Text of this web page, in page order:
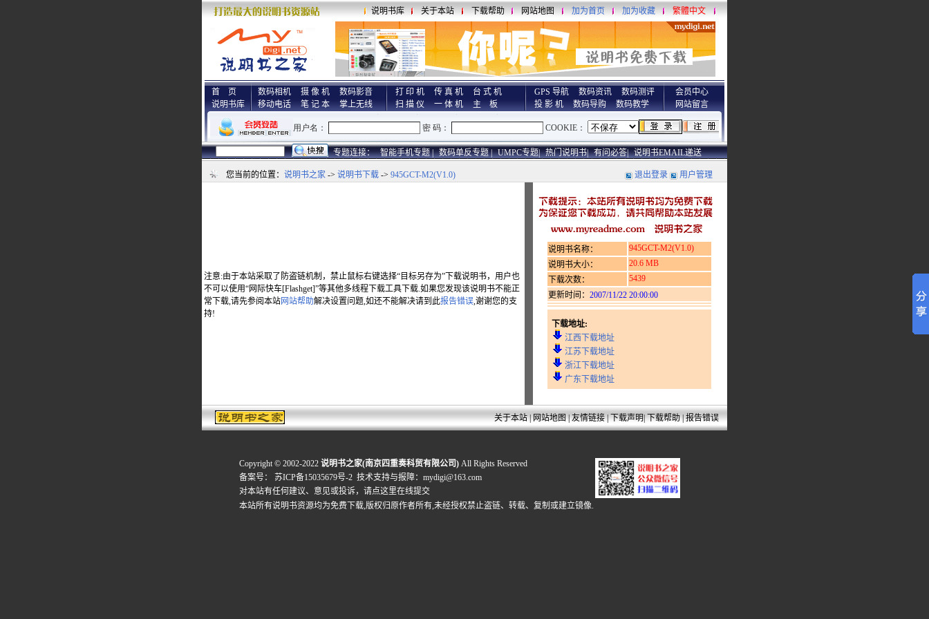
说明书库 关于本站 下载帮助 网站地图 加为首页 加为收藏 繁體中文
首 页
说明书库
数码相机 摄 像 机
数码影音
移动电话
笔 记 本 掌上无线
打 印 机 传 真 机
台 式 机
扫 描 仪
一 体 机 主 板
GPS 导航 数码资讯
数码测评
投 影 机
数码导购 数码教学
会员中心
网站留言
专题连接： 智能手机专题 | 数码单反专题 | UMPC专题| 热门说明书| 有问必答| 说明书EMAIL递送
您当前的位置： 说明书之家 -> 说明书下载 -> 945GCT-M2(V1.0) 退出登录 用户管理
注意:由于本站采取了防盗链机制，禁止鼠标右键选择“目标另存为”下载说明书，用户也
不可以使用“网际快车[Flashget]”等其他多线程下载工具下载.如果您发现该说明书不能正
常下载,请先参阅本站网站帮助解决设置问题,如还不能解决请到此报告错误,谢谢您的支
持!
说明书名称：
945GCT-M2(V1.0)
说明书大小：
20.6 MB
下载次数：
5439
更新时间： 2007/11/22 20:00:00
下载地址:
江西下载地址
江苏下载地址
浙江下载地址
广东下载地址
关于本站|网站地图|友情链接|下载声明|下载帮助|报告错误
Copyright © 2002-2022 说明书之家(南京四重奏科贸有限公司) All Rights Reserved
备案号：
苏ICP备15035679号-2 技术支持与报障：mydigi@163.com
对本站有任何建议、意见或投诉， 请点这里在线提交
本站所有说明书资源均为免费下载,版权归原作者所有,未经授权禁止盗链、转载、复制或建立镜像.